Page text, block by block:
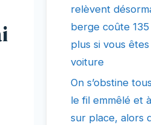
relèvent
berge coûte
plus si vous
voiture
On s’obstine
le fil emmêlé et
sur place, alors